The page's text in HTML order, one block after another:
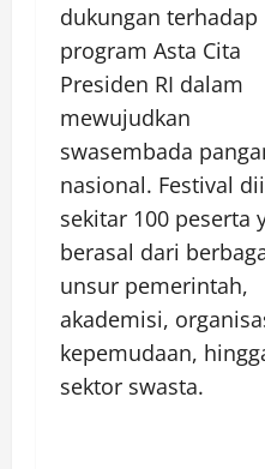
dukungan terhadap
program Asta Cita
Presiden RI dalam
mewujudkan
swasembada
nasional. Festival
sekitar 100 peserta
berasal dari
unsur pemerintah,
akademisi,
kepemudaan,
sektor swasta.